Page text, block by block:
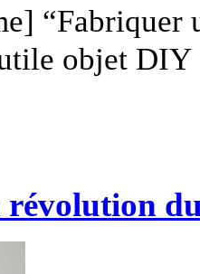
“Fabriquer
objet